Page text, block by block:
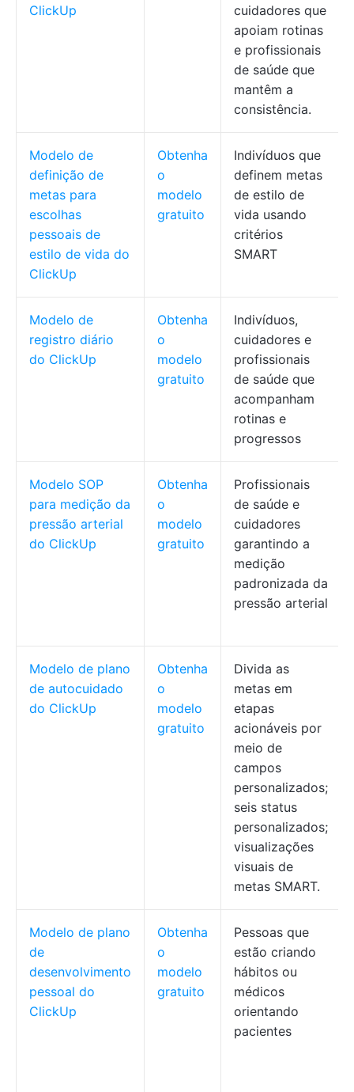
ClickUp
cuidadores que
apoiam rotinas
e profissionais
de saúde que
mantêm a
consistência.
Modelo de
definição de
metas para
escolhas
pessoais de
estilo de vida do
ClickUp
Obtenha
o
modelo
gratuito
Indivíduos que
definem metas
de estilo de
vida usando
critérios
SMART
Modelo de
registro diário
do ClickUp
Obtenha
o
modelo
gratuito
Indivíduos,
cuidadores e
profissionais
de saúde que
acompanham
rotinas e
progressos
Modelo SOP
para medição da
pressão arterial
do ClickUp
Obtenha
o
modelo
gratuito
Profissionais
de saúde e
cuidadores
garantindo a
medição
padronizada da
pressão arterial
Modelo de plano
de autocuidado
do ClickUp
Obtenha
o
modelo
gratuito
Divida as
metas em
etapas
acionáveis por
meio de
campos
personalizados;
seis status
personalizados;
visualizações
visuais de
metas SMART.
Modelo de plano
de
desenvolvimento
pessoal do
ClickUp
Obtenha
o
modelo
gratuito
Pessoas que
estão criando
hábitos ou
médicos
orientando
pacientes